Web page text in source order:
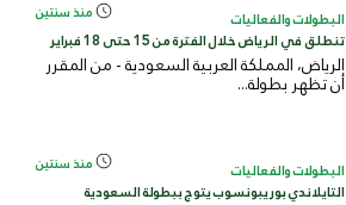
البطولات والفعاليات منذ سنتين
تنطلق في الرياض خلال الفترة من 15 حتى 18 فبراير
الرياض، المملكة العربية السعودية - من المقرر
أن تظهر بطولة...
البطولات والفعاليات منذ سنتين
التايلاندي بوريبونسوب يتوج ببطولة السعودية